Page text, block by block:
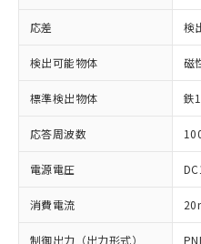
応差 検
検出可能物体 磁
標準検出物体 鉄
応答周波数
電源電圧
消費電流
制御出力（出力形式）